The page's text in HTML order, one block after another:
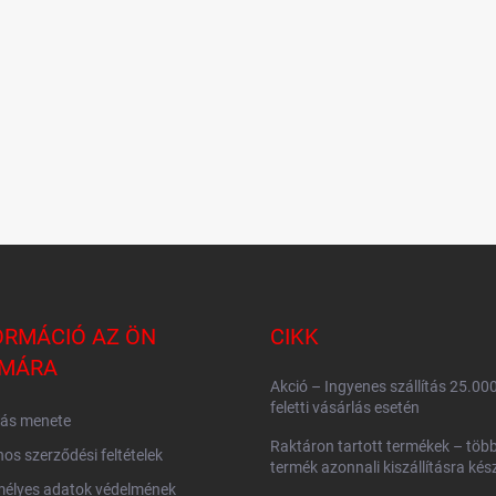
AZ ÖN
menete
szerződési feltételek
adatok védelmének
CIKK
Akció – Ingyenes szállítás
feletti vásárlás esetén
Raktáron tartott termékek –
termék azonnali kiszállításra